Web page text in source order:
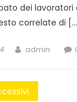
dei
correlate di […]
Author
admin